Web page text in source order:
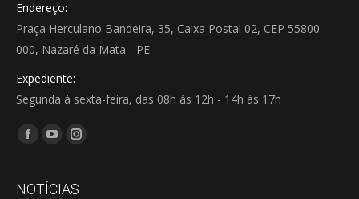
Endereço:
Praça Herculano Bandeira, 35, Caixa Postal 02, CEP 55800 -
000, Nazaré da Mata - PE
Expediente:
Segunda à sexta-feira, das 08h às 12h - 14h às 17h
Encontre-nos em:
Facebook
opens
YouTube
opens
Instagram
opens
NOTÍCIAS